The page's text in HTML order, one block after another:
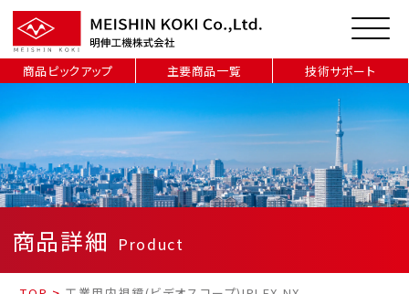
商品ピックアップ 主要商品一覧 技術サポート
商品詳細 Product